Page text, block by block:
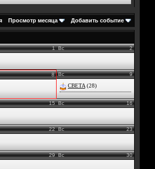
Просмотр месяца Добавить событие
1 2
Вс
8 9
Вс
CBETA (28)
15 16
Вс
22 23
Вс
29 30
Вс